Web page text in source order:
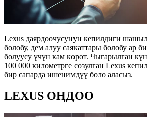
Lexus даярдоочусунун кепилдиги
болобу, дем алуу саякаттары болобу ар
болуусу үчүн кам көрөт. Чыгарылган
100 000 километрге созулган Lexus
бир сапарда ишенимдүү боло аласыз.
LEXUS ОҢДОО